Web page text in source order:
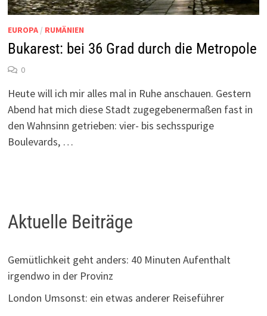
EUROPA/ RUMÄNIEN
Bukarest: bei 36 Grad durch die Metropole
0
Heute will ich mir alles mal in Ruhe anschauen. Gestern
Abend hat mich diese Stadt zugegebenermaßen fast in
den Wahnsinn getrieben: vier- bis sechsspurige
Boulevards, …
Aktuelle Beiträge
Gemütlichkeit geht anders: 40 Minuten Aufenthalt
irgendwo in der Provinz
London Umsonst: ein etwas anderer Reiseführer